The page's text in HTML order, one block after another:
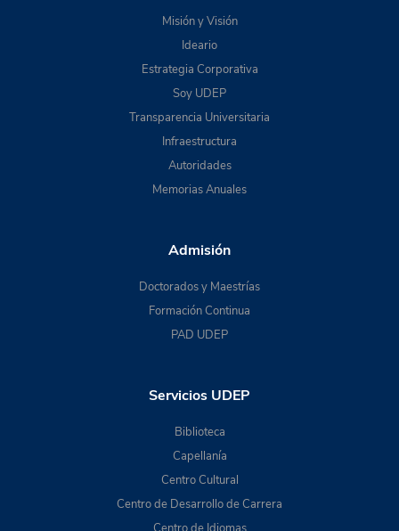
Misión y Visión
Ideario
Estrategia Corporativa
Soy UDEP
Transparencia Universitaria
Infraestructura
Autoridades
Memorias Anuales
Admisión
Doctorados y Maestrías
Formación Continua
PAD UDEP
Servicios UDEP
Biblioteca
Capellanía
Centro Cultural
Centro de Desarrollo de Carrera